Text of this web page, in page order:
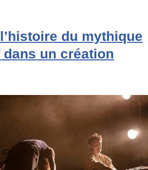
du mythique
dans un création